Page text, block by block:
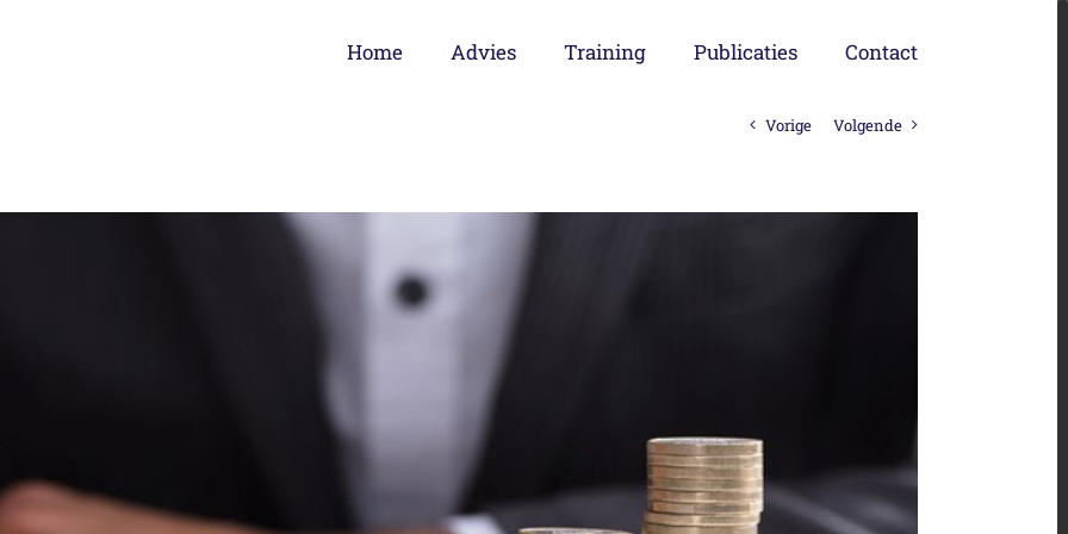
Home Advies Training Publicaties Contact
Vorige Volgende